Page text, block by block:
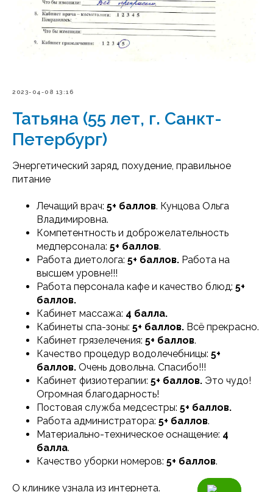
2023-04-08 13:16
Татьяна (55 лет, г. Санкт-
Петербург)
Энергетический заряд, похудение, правильное
питание
Лечащий врач: 5+ баллов. Кунцова Ольга
Владимировна.
Компетентность и доброжелательность
медперсонала: 5+ баллов.
Работа диетолога: 5+ баллов. Работа на
высшем уровне!!!
Работа персонала кафе и качество блюд: 5+
баллов.
Кабинет массажа: 4 балла.
Кабинеты спа-зоны: 5+ баллов. Всё прекрасно.
Кабинет грязелечения: 5+ баллов.
Качество процедур водолечебницы: 5+
баллов. Очень довольна. Спасибо!!!
Кабинет физиотерапии: 5+ баллов. Это чудо!
Огромная благодарность!
Постовая служба медсестры: 5+ баллов.
Работа администратора: 5+ баллов.
Материально-техническое оснащение: 4
балла.
Качество уборки номеров: 5+ баллов.
О клинике узнала из интернета.